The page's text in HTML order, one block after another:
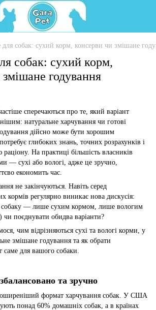
собак: сухий корм, консерви чи змішане
собак: сухий корм,
годування
сперечаються про те, який варіант
натуральне харчування чи готові
дійсно може бути хорошим
глибоких знань, точних розрахунків і
На практиці більшість власників
— сухі або вологі, адже це зручно,
економить час.
не закінчуються. Навіть серед
кормів регулярно виникає нова дискусія:
собаку — лише сухим кормом, лише вологим
поєднувати обидва варіанти?
чим відрізняються сухі та вологі корми, у
змішане годування та як обрати
саме для вашого собаки.
та зручно
формат харчування собак. У США
понад 60% домашніх собак, а в країнах